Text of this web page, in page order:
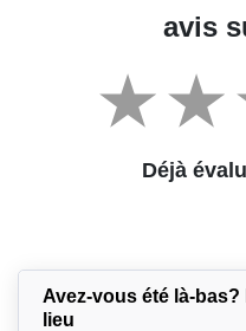
avis
Déjà
Avez-vous été là-
lieu